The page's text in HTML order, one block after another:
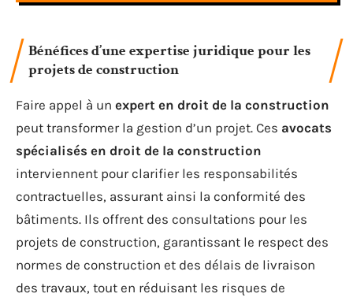
Bénéfices d’une expertise juridique pour les
projets de construction
Faire appel à un expert en droit de la construction
peut transformer la gestion d’un projet. Ces avocats
spécialisés en droit de la construction
interviennent pour clarifier les responsabilités
contractuelles, assurant ainsi la conformité des
bâtiments. Ils offrent des consultations pour les
projets de construction, garantissant le respect des
normes de construction et des délais de livraison
des travaux, tout en réduisant les risques de